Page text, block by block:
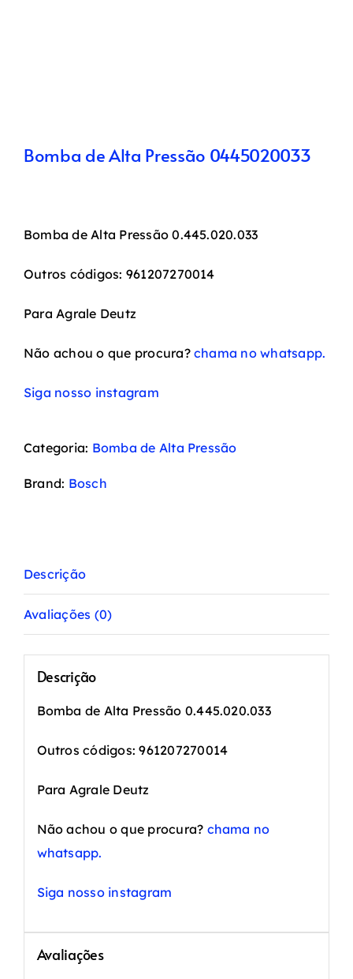
Bomba de Alta Pressão 0445020033
Bomba de Alta Pressão 0.445.020.033
Outros códigos: 961207270014
Para Agrale Deutz
Não achou o que procura?chama no whatsapp.
Siga nosso instagram
Categoria: Bomba de Alta Pressão
Brand: Bosch
Descrição
Avaliações (0)
Descrição
Bomba de Alta Pressão 0.445.020.033
Outros códigos: 961207270014
Para Agrale Deutz
Não achou o que procura? chama no
whatsapp.
Siga nosso instagram
Avaliações